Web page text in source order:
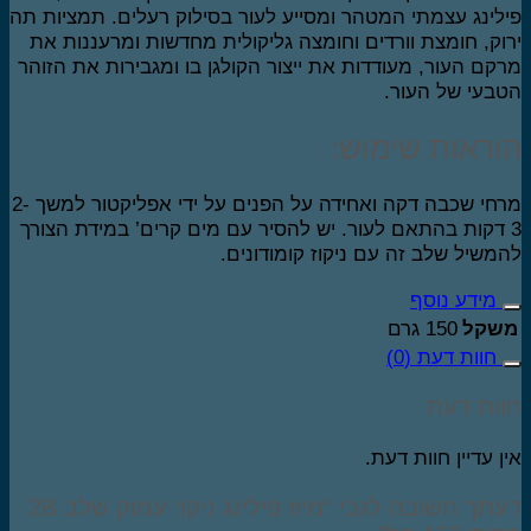
עצמתי המטהר ומסייע לעור בסילוק רעלים. תמציות תה
חומצת וורדים וחומצה גליקולית מחדשות ומרעננות את
העור, מעודדות את ייצור הקולגן בו ומגבירות את הזוהר
של העור.
שימוש:
מרחי שכבה דקה ואחידה על הפנים על ידי אפליקטור למשך 2-
דקות בהתאם לעור. יש להסיר עם מים קרים’ במידת הצורך
שלב זה עם ניקוז קומודונים.
מידע נוסף
150 גרם
חוות דעת (0)
דעת
עדיין חוות דעת.
דעתך חשובה לגבי “מיוז פילינג ניקוי עמוק שלב 2B